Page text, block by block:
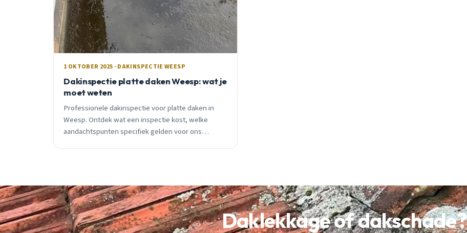
1 OKTOBER 2025 · DAKINSPECTIE WEESP
Dakinspectie platte daken Weesp: wat je
moet weten
Professionele dakinspectie voor platte daken in
Weesp. Ontdek wat een inspectie kost, welke
aandachtspunten specifiek gelden voor ons
Daklekkage of dakschade?